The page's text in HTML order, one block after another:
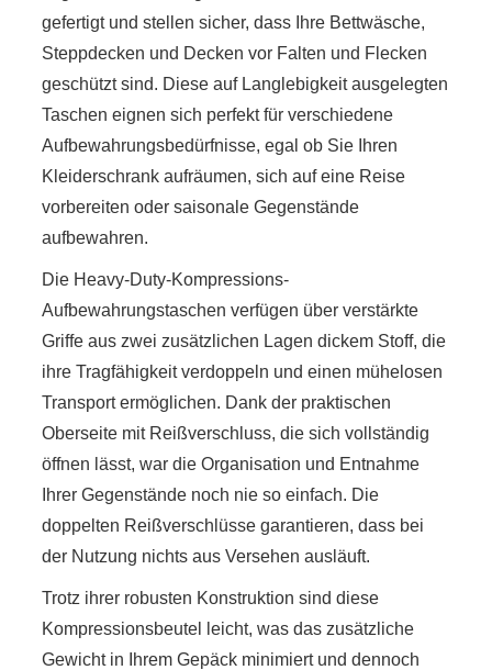
gefertigt und stellen sicher, dass Ihre Bettwäsche,
Steppdecken und Decken vor Falten und Flecken
geschützt sind. Diese auf Langlebigkeit ausgelegten
Taschen eignen sich perfekt für verschiedene
Aufbewahrungsbedürfnisse, egal ob Sie Ihren
Kleiderschrank aufräumen, sich auf eine Reise
vorbereiten oder saisonale Gegenstände
aufbewahren.
Die Heavy-Duty-Kompressions-
Aufbewahrungstaschen verfügen über verstärkte
Griffe aus zwei zusätzlichen Lagen dickem Stoff, die
ihre Tragfähigkeit verdoppeln und einen mühelosen
Transport ermöglichen. Dank der praktischen
Oberseite mit Reißverschluss, die sich vollständig
öffnen lässt, war die Organisation und Entnahme
Ihrer Gegenstände noch nie so einfach. Die
doppelten Reißverschlüsse garantieren, dass bei
der Nutzung nichts aus Versehen ausläuft.
Trotz ihrer robusten Konstruktion sind diese
Kompressionsbeutel leicht, was das zusätzliche
Gewicht in Ihrem Gepäck minimiert und dennoch